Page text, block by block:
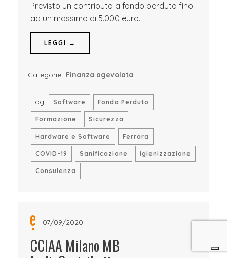
Previsto un contributo a fondo perduto fino
ad un massimo di 5.000 euro.
LEGGI →
Categorie: Finanza agevolata
Tag: Software Fondo Perduto
Formazione Sicurezza
Hardware e Software Ferrara
COVID-19 Sanificazione Igienizzazione
Consulenza
07/09/2020
CCIAA Milano MB